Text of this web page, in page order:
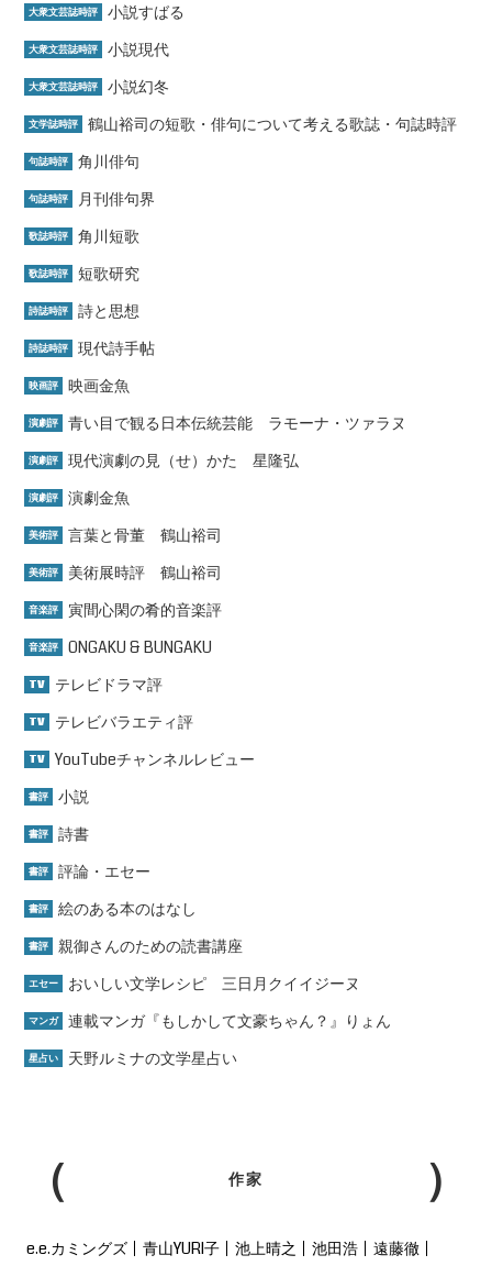
大衆文芸誌時評 小説すばる
大衆文芸誌時評 小説現代
大衆文芸誌時評 小説幻冬
文学誌時評 鶴山裕司の短歌・俳句について考える歌誌・句誌時評
句誌時評 角川俳句
句誌時評 月刊俳句界
歌誌時評 角川短歌
歌誌時評 短歌研究
詩誌時評 詩と思想
詩誌時評 現代詩手帖
映画評 映画金魚
演劇評 青い目で観る日本伝統芸能 ラモーナ・ツァラヌ
演劇評 現代演劇の見（せ）かた 星隆弘
演劇評 演劇金魚
美術評 言葉と骨董 鶴山裕司
美術評 美術展時評 鶴山裕司
音楽評 寅間心閑の肴的音楽評
音楽評 ONGAKU & BUNGAKU
TV テレビドラマ評
TV テレビバラエティ評
TV YouTubeチャンネルレビュー
書評 小説
書評 詩書
書評 評論・エセー
書評 絵のある本のはなし
書評 親御さんのための読書講座
エセー おいしい文学レシピ 三日月クイイジーヌ
マンガ 連載マンガ『もしかして文豪ちゃん？』りょん
星占い 天野ルミナの文学星占い
作家
e.e.カミングズ 青山YURI子 池上晴之 池田浩
遠藤徹